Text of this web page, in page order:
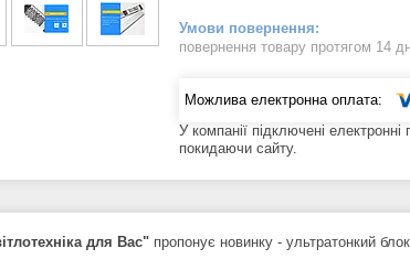
повернення товару протягом 14
У компанії підключені
покидаючи сайту.
для Вас" пропонує новинку - ультратонкий